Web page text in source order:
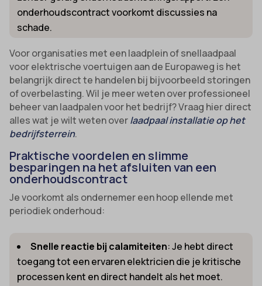
onderhoudscontract voorkomt discussies na
schade.
Voor organisaties met een laadplein of snellaadpaal
voor elektrische voertuigen aan de Europaweg is het
belangrijk direct te handelen bij bijvoorbeeld storingen
of overbelasting. Wil je meer weten over professioneel
beheer van laadpalen voor het bedrijf? Vraag hier direct
alles wat je wilt weten overlaadpaal installatie op het
bedrijfsterrein.
Praktische voordelen en slimme
besparingen na het afsluiten van een
onderhoudscontract
Je voorkomt als ondernemer een hoop ellende met
periodiek onderhoud:
Snelle reactie bij calamiteiten: Je hebt direct
toegang tot een ervaren elektricien die je kritische
processen kent en direct handelt als het moet.